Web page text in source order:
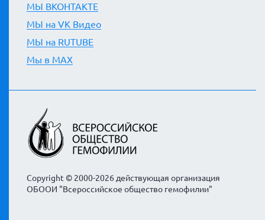
МЫ ВКОНТАКТЕ
МЫ на VK Видео
МЫ на RUTUBE
Мы в MAX
Copyright © 2000-2026 действующая организация
ОБООИ "Всероссийское общество гемофилии"